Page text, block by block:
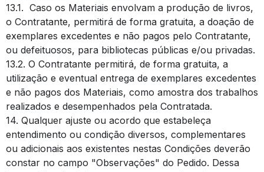
13.1. Caso os Materiais envolvam a produção de livros,
o Contratante, permitirá de forma gratuita, a doação de
exemplares excedentes e não pagos pelo Contratante,
ou defeituosos, para bibliotecas públicas e/ou privadas.
13.2. O Contratante permitirá, de forma gratuita, a
utilização e eventual entrega de exemplares excedentes
e não pagos dos Materiais, como amostra dos trabalhos
realizados e desempenhados pela Contratada.
14. Qualquer ajuste ou acordo que estabeleça
entendimento ou condição diversos, complementares
ou adicionais aos existentes nestas Condições deverão
constar no campo "Observações" do Pedido. Dessa